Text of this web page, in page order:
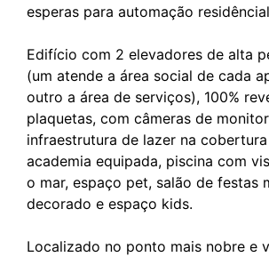
esperas para automação
Edifício com 2 elevadores de alta
(um atende a área social de cada
outro a área de serviços), 100%
plaquetas, com câmeras de
infraestrutura de lazer na
academia equipada, piscina com
o mar, espaço pet, salão de festas
decorado e espaço kids.
Localizado no ponto mais nobre e